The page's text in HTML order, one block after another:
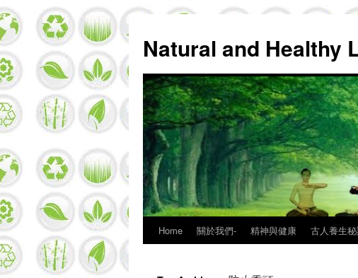
Natural and Healthy
SkipHome 關於我們- 精神與健康 古人養生